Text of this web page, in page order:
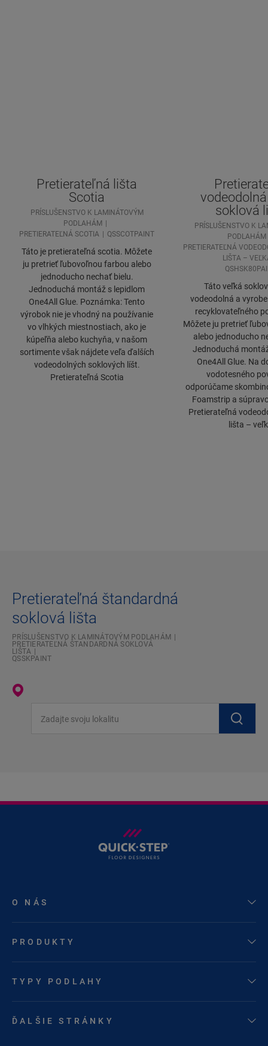
Pretierateľná lišta
Scotia
PRÍSLUŠENSTVO K LAMINÁTOVÝM
PODLAHÁM
PRETIERATEĽNÁ SCOTIA
QSSCOTPAINT
Táto je pretierateľná scotia. Môžete
ju pretrieť ľubovoľnou farbou alebo
jednoducho nechať bielu.
Jednoduchá montáž s lepidlom
One4All Glue. Poznámka: Tento
výrobok nie je vhodný na používanie
vo vlhkých miestnostiach, ako je
kúpeľňa alebo kuchyňa, v našom
sortimente však nájdete veľa ďalších
vodeodolných soklových líšt.
Pretierateľná Scotia
soklová
PRÍSLUŠENSTVO K
PODLAHÁM
PRETIERATEĽNÁ
LIŠTA –
Táto veľká
vodeodolná a
recyklovateľného
Môžete ju pretrieť
alebo jednoducho
Jednoduchá
One4All Glue. Na
vodotesného
odporúčame
Foamstrip a
Pretierateľná
lišta –
Pretierateľná štandardná
soklová lišta
PRÍSLUŠENSTVO K LAMINÁTOVÝM PODLAHÁM
PRETIERATEĽNÁ ŠTANDARDNÁ SOKLOVÁ
LIŠTA
QSSKPAINT
O NÁS
PRODUKTY
TYPY PODLAHY
ĎALŠIE STRÁNKY